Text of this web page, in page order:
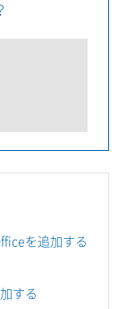
を追加する
する